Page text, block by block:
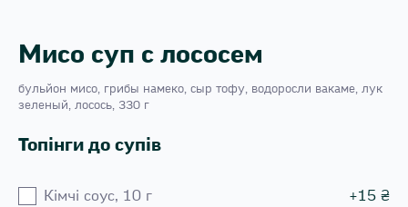
Мисо суп с лососем
бульйон мисо, грибы намеко, сыр тофу, водоросли вакаме, лук
зеленый, лосось, 330 г
Топінги до супів
Кiмчi соус, 10 г +15 ₴